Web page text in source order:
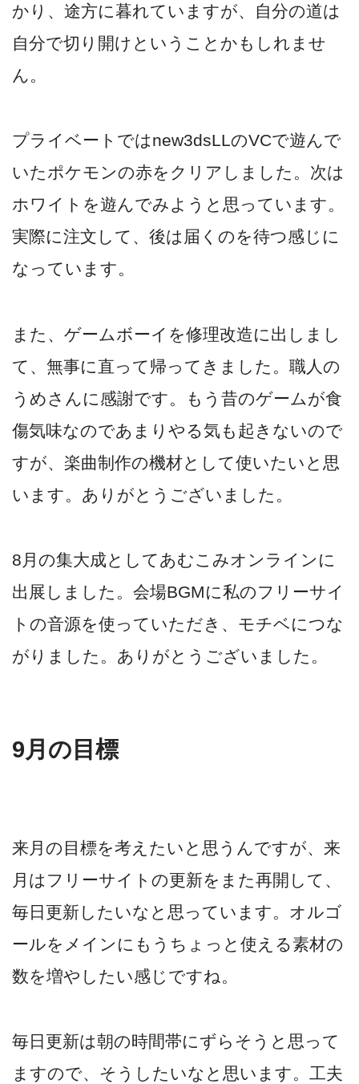
かり、途方に暮れていますが、自分の道は
自分で切り開けということかもしれませ
ん。
プライベートではnew3dsLLのVCで遊んで
いたポケモンの赤をクリアしました。次は
ホワイトを遊んでみようと思っています。
実際に注文して、後は届くのを待つ感じに
なっています。
また、ゲームボーイを修理改造に出しまし
て、無事に直って帰ってきました。職人の
うめさんに感謝です。もう昔のゲームが食
傷気味なのであまりやる気も起きないので
すが、楽曲制作の機材として使いたいと思
います。ありがとうございました。
8月の集大成としてあむこみオンラインに
出展しました。会場BGMに私のフリーサイ
トの音源を使っていただき、モチベにつな
がりました。ありがとうございました。
9月の目標
来月の目標を考えたいと思うんですが、来
月はフリーサイトの更新をまた再開して、
毎日更新したいなと思っています。オルゴ
ールをメインにもうちょっと使える素材の
数を増やしたい感じですね。
毎日更新は朝の時間帯にずらそうと思って
ますので、そうしたいなと思います。工夫